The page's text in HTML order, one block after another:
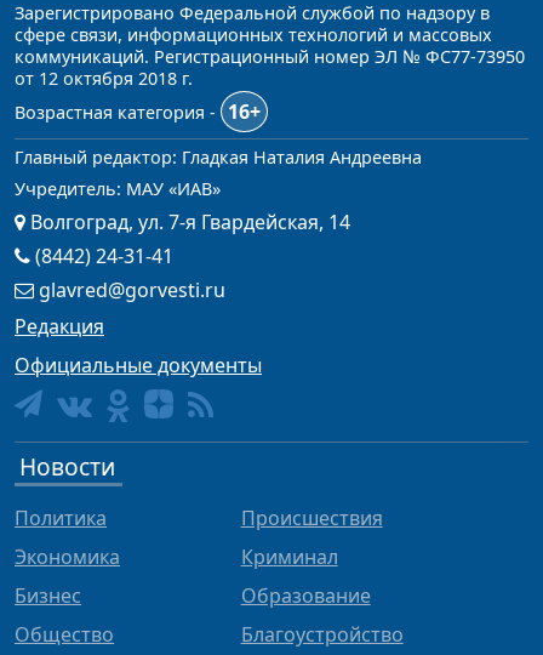
Зарегистрировано Федеральной службой по надзору в
сфере связи, информационных технологий и массовых
коммуникаций. Регистрационный номер ЭЛ № ФС77-73950
от 12 октября 2018 г.
Возрастная категория -
16+
Главный редактор: Гладкая Наталия Андреевна
Учредитель: МАУ «ИАВ»
Волгоград, ул. 7-я Гвардейская, 14
(8442) 24-31-41
glavred@gorvesti.ru
Редакция
Официальные документы
Новости
Политика
Экономика
Бизнес
Общество
Происшествия
Криминал
Образование
Благоустройство